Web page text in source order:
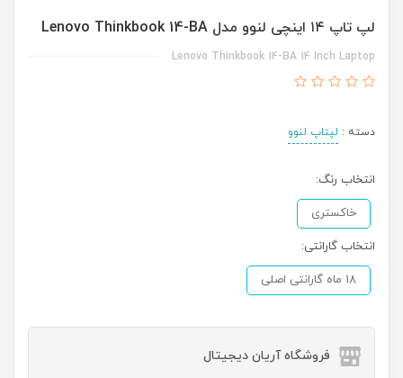
لپ تاپ ۱۴ اینچی لنوو مدل Lenovo Thinkbook 14-BA
Lenovo Thinkbook 14-BA 14 Inch Laptop
دسته : لپتاپ لنوو
انتخاب رنگ:
خاکستری
انتخاب گارانتی:
18 ماه گارانتی اصلی
فروشگاه آریان دیجیتال